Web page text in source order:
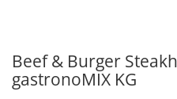
Finanzen
Tourismusbüro &
Wirtschaftsservice
Beef & Burger
gastronoMIX KG